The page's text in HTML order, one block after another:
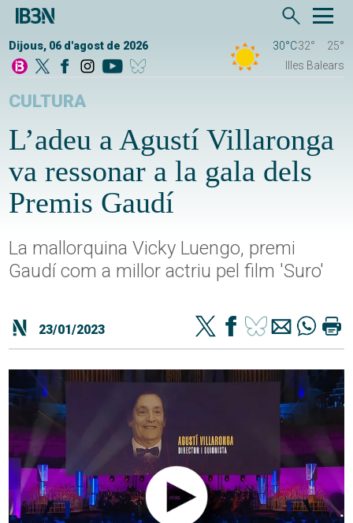
Dijous, 06 d'agost de 2026 30°C32°
25°
Illes Balears
CULTURA
L’adeu a Agustí Villaronga
va ressonar a la gala dels
Premis Gaudí
La mallorquina Vicky Luengo, premi
Gaudí com a millor actriu pel film 'Suro'
23/01/2023